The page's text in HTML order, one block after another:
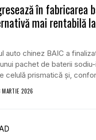
în fabricarea
mai rentabilă
auto chinez BAIC a
pachet de baterii
celulă prismatică și,
MARTIE 2026